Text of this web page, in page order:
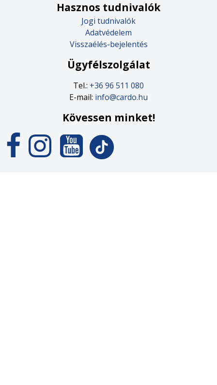
Hasznos tudnivalók
Jogi tudnivalók
Adatvédelem
Visszaélés-bejelentés
Ügyfélszolgálat
Tel.: +36 96 511 080
E-mail: info@cardo.hu
Kövessen minket!